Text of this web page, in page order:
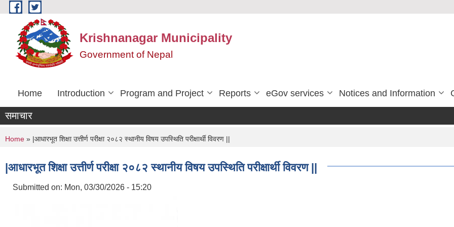
Skip to main content
Krishnanagar Municipality
Government of Nepal
Home Introduction Program and Project Reports eGov services Notices and Information
समाचार
You are here
Home » |आधारभूत शिक्षा उत्तीर्ण परीक्षा २०८२ स्थानीय विषय उपस्थिति परीक्षार्थी विवरण ||
|आधारभूत शिक्षा उत्तीर्ण परीक्षा २०८२ स्थानीय विषय उपस्थिति परीक्षार्थी विवरण ||
Submitted on: Mon, 03/30/2026 - 15:20